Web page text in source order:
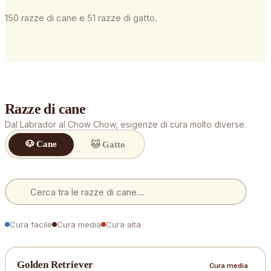
150 razze di cane e 51 razze di gatto.
Razze di cane
Dal Labrador al Chow Chow, esigenze di cura molto diverse.
🐶 Cane 🐱 Gatto
Cerca
razza
Cura facile Cura media Cura alta
Golden Retriever Cura media